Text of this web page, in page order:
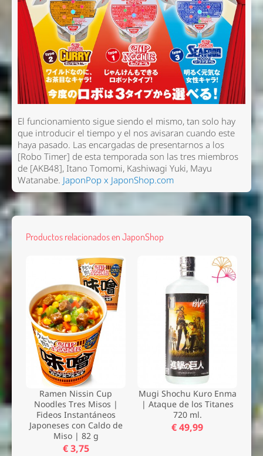
El funcionamiento sigue siendo el mismo, tan solo hay
que introducir el tiempo y el nos avisaran cuando este
haya pasado. Las encargadas de presentarnos a los
[Robo Timer] de esta temporada son las tres miembros
de [AKB48], Itano Tomomi, Kashiwagi Yuki, Mayu
Watanabe. JaponPop x JaponShop.com
Productos relacionados en JaponShop
Ramen Nissin Cup
Noodles Tres Misos |
Fideos Instantáneos
Japoneses con Caldo de
Miso | 82 g
€ 3,75
Mugi Shochu Kuro Enma
| Ataque de los Titanes
720 ml.
€ 49,99